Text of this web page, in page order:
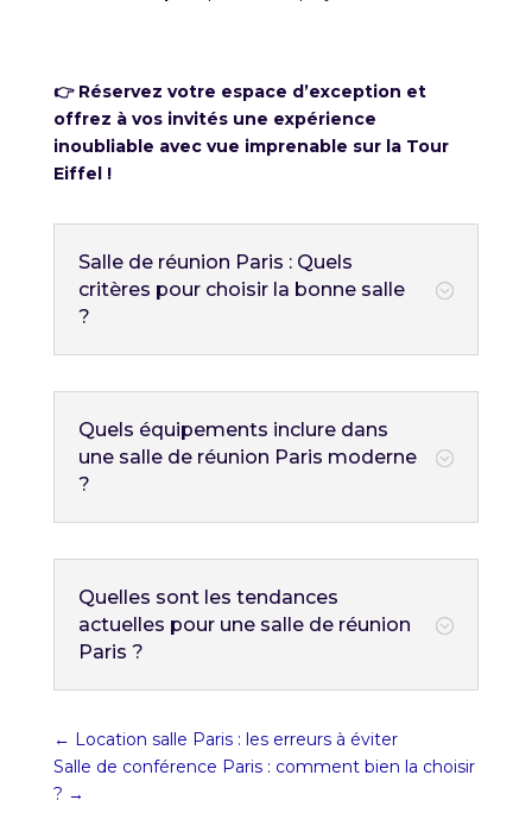
👉 Réservez votre espace d’exception et
offrez à vos invités une expérience
inoubliable avec vue imprenable sur la Tour
Eiffel !
;
Salle de réunion Paris : Quels
critères pour choisir la bonne salle
?
;
Quels équipements inclure dans
une salle de réunion Paris moderne
?
;
Quelles sont les tendances
actuelles pour une salle de réunion
Paris ?
← Location salle Paris : les erreurs à éviter
Salle de conférence Paris : comment bien la choisir
? →